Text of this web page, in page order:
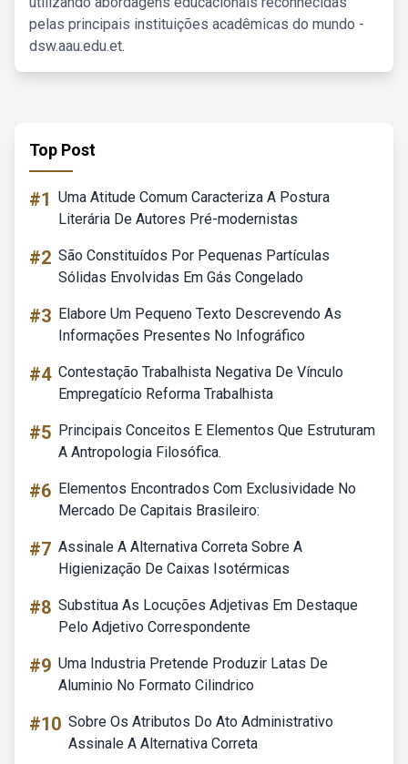
pelas principais instituições acadêmicas do mundo -
dsw.aau.edu.et.
Top Post
#1 Uma Atitude Comum Caracteriza A Postura
Literária De Autores Pré-modernistas
#2 São Constituídos Por Pequenas Partículas
Sólidas Envolvidas Em Gás Congelado
#3 Elabore Um Pequeno Texto Descrevendo As
Informações Presentes No Infográfico
#4 Contestação Trabalhista Negativa De Vínculo
Empregatício Reforma Trabalhista
#5 Principais Conceitos E Elementos Que Estruturam
A Antropologia Filosófica.
#6 Elementos Encontrados Com Exclusividade No
Mercado De Capitais Brasileiro:
#7 Assinale A Alternativa Correta Sobre A
Higienização De Caixas Isotérmicas
#8 Substitua As Locuções Adjetivas Em Destaque
Pelo Adjetivo Correspondente
#9 Uma Industria Pretende Produzir Latas De
Aluminio No Formato Cilindrico
#10 Sobre Os Atributos Do Ato Administrativo
Assinale A Alternativa Correta